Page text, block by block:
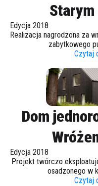
Starym
Edycja 2018
Realizacja nagrodzona za
zabytkowego
Czytaj
Dom
Edycja 2018
Projekt twórczo
osadzonego w
Czytaj